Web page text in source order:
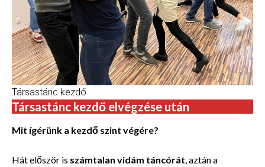
Társastánc kezdő
Társastánc kezdő elvégzése után
Mit ígérünk a kezdő szint végére?
Hát először is számtalan vidám táncórát, aztán a